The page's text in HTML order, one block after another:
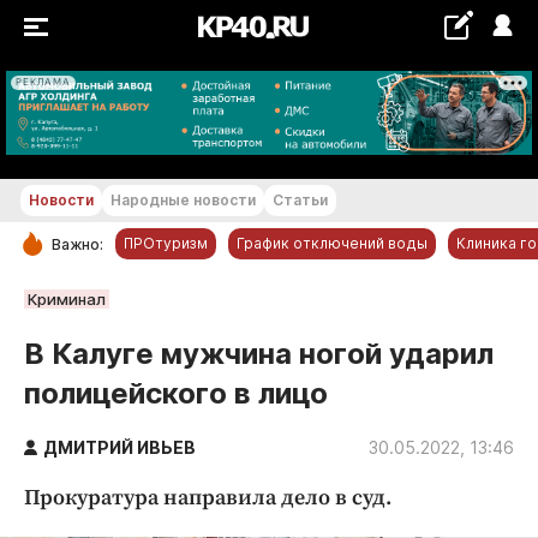
РЕКЛАМА
+29...+30 °С
РУБРИКИ
Новости компаний
Статьи
Народные новости
Благоустройство
Новости Народные новости Статьи
Важно: ПРОтуризм График отключений воды Клиника
Криминал
В Калуге мужчина ногой ударил
полицейского в лицо
ДМИТРИЙ ИВЬЕВ 30.05.2022, 13:46
Прокуратура направила дело в суд.